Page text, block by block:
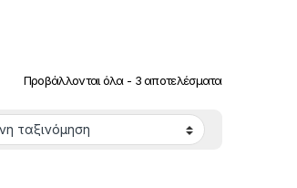
Προβάλλονται όλα - 3 αποτελέσματα